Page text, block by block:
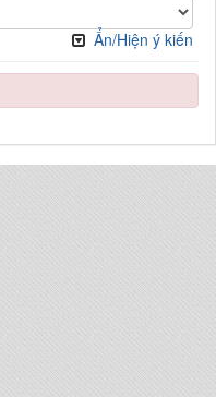
Ẩn/Hiện ý kiến